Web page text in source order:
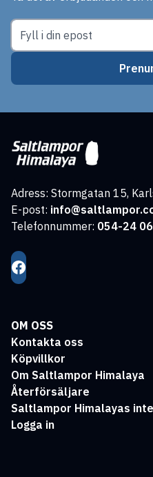
Adress: Stormgatan 15,
E-post:
Telefonnummer: 054-24
OM OSS
Kontakta oss
Köpvillkor
Om Saltlampor Himalaya
Återförsäljare
Saltlampor Himalayas
Logga in